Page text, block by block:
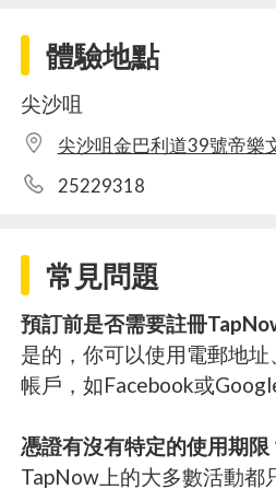
體驗地點
尖沙咀
尖沙咀金巴利道39號帝樂
25229318
常見問題
預訂前是否需要註冊
是的，你可以使用電郵地
帳戶，如Facebook或
憑證有沒有特定的使用期限
TapNow上的大多數活動都